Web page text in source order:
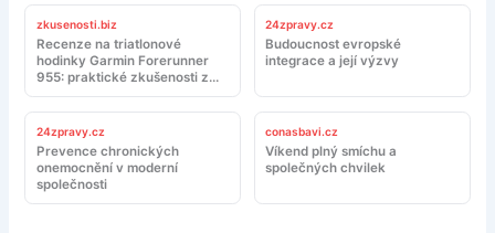
zkusenosti.biz
Recenze na triatlonové
hodinky Garmin Forerunner
955: praktické zkušenosti z
tréninku a závodů
24zpravy.cz
Budoucnost evropské
integrace a její výzvy
24zpravy.cz
Prevence chronických
onemocnění v moderní
společnosti
conasbavi.cz
Víkend plný smíchu a
společných chvilek